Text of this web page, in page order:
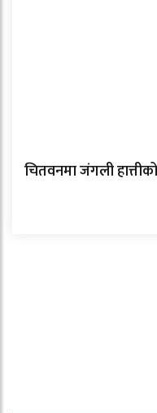
चितवनमा जंगली